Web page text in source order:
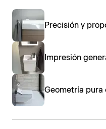
Precisión y
Impresión
Geometría pura